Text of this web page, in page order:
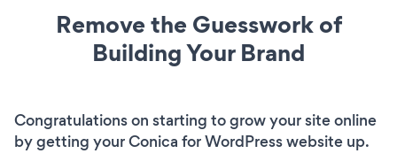
Remove the Guesswork of
Building Your Brand
Congratulations on starting to grow your site online
by getting your Conica for WordPress website up.